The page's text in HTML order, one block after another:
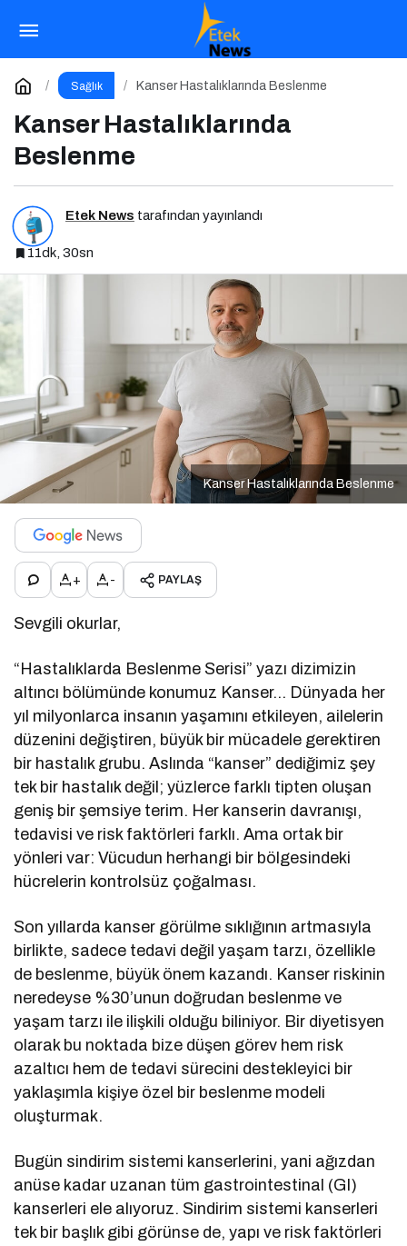
Sağlık Kanser Hastalıklarında Beslenme
Kanser Hastalıklarında
Beslenme
Etek News tarafından yayınlandı
11dk, 30sn
Kanser Hastalıklarında Beslenme
+ - PAYLAŞ
Sevgili okurlar,
“Hastalıklarda Beslenme Serisi” yazı dizimizin
altıncı bölümünde konumuz Kanser… Dünyada her
yıl milyonlarca insanın yaşamını etkileyen, ailelerin
düzenini değiştiren, büyük bir mücadele gerektiren
bir hastalık grubu. Aslında “kanser” dediğimiz şey
tek bir hastalık değil; yüzlerce farklı tipten oluşan
geniş bir şemsiye terim. Her kanserin davranışı,
tedavisi ve risk faktörleri farklı. Ama ortak bir
yönleri var: Vücudun herhangi bir bölgesindeki
hücrelerin kontrolsüz çoğalması.
Son yıllarda kanser görülme sıklığının artmasıyla
birlikte, sadece tedavi değil yaşam tarzı, özellikle
de beslenme, büyük önem kazandı. Kanser riskinin
neredeyse %30’unun doğrudan beslenme ve
yaşam tarzı ile ilişkili olduğu biliniyor. Bir diyetisyen
olarak bu noktada bize düşen görev hem risk
azaltıcı hem de tedavi sürecini destekleyici bir
yaklaşımla kişiye özel bir beslenme modeli
oluşturmak.
Bugün sindirim sistemi kanserlerini, yani ağızdan
anüse kadar uzanan tüm gastrointestinal (GI)
kanserleri ele alıyoruz. Sindirim sistemi kanserleri
tek bir başlık gibi görünse de, yapı ve risk faktörleri
Polikistik Over Sendromu ve Beslenme
Yorum Yap